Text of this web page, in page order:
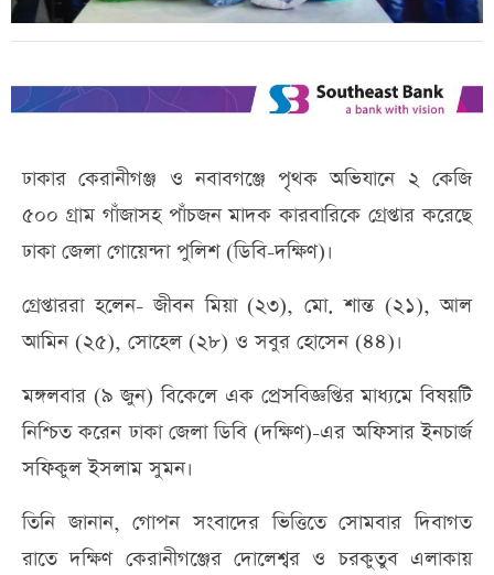
ঢাকার কেরানীগঞ্জ ও নবাবগঞ্জে পৃথক অভিযানে ২ কেজি
৫০০ গ্রাম গাঁজাসহ পাঁচজন মাদক কারবারিকে গ্রেপ্তার করেছে
ঢাকা জেলা গোয়েন্দা পুলিশ (ডিবি-দক্ষিণ)।
গ্রেপ্তাররা হলেন- জীবন মিয়া (২৩), মো. শান্ত (২১), আল
আমিন (২৫), সোহেল (২৮) ও সবুর হোসেন (৪৪)।
মঙ্গলবার (৯ জুন) বিকেলে এক প্রেসবিজ্ঞপ্তির মাধ্যমে বিষয়টি
নিশ্চিত করেন ঢাকা জেলা ডিবি (দক্ষিণ)-এর অফিসার ইনচার্জ
সফিকুল ইসলাম সুমন।
তিনি জানান, গোপন সংবাদের ভিত্তিতে সোমবার দিবাগত
রাতে দক্ষিণ কেরানীগঞ্জের দোলেশ্বর ও চরকুতুব এলাকায়